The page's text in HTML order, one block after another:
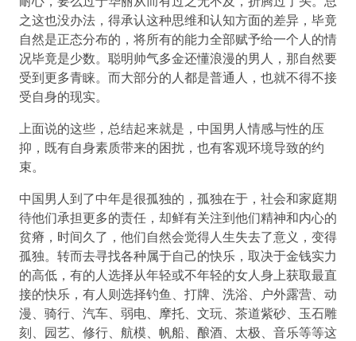
之这也没办法，得承认这种思维和认知方面的差异，毕竟
自然是正态分布的，将所有的能力全部赋予给一个人的情
况毕竟是少数。聪明帅气多金还懂浪漫的男人，那自然要
受到更多青睐。而大部分的人都是普通人，也就不得不接
受自身的现实。
上面说的这些，总结起来就是，中国男人情感与性的压
抑，既有自身素质带来的困扰，也有客观环境导致的约
束。
中国男人到了中年是很孤独的，孤独在于，社会和家庭期
待他们承担更多的责任，却鲜有关注到他们精神和内心的
贫瘠，时间久了，他们自然会觉得人生失去了意义，变得
孤独。转而去寻找各种属于自己的快乐，取决于金钱实力
的高低，有的人选择从年轻或不年轻的女人身上获取最直
接的快乐，有人则选择钓鱼、打牌、洗浴、户外露营、动
漫、骑行、汽车、弱电、摩托、文玩、茶道紫砂、玉石雕
刻、园艺、修行、航模、帆船、酿酒、太极、音乐等等这